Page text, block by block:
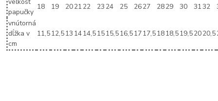
papučky
18 19 2021 22 23 24 25 2627 2829 30 3132
vnútorná
dĺžka v
cm
11,512,513 1414,51515,516,51717,51818,519,52020,5